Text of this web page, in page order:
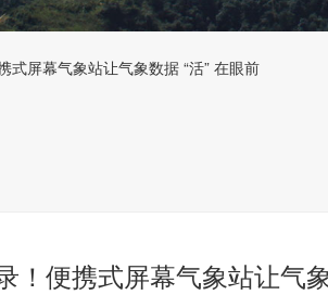
式屏幕气象站让气象数据 “活” 在眼前
！便携式屏幕气象站让气